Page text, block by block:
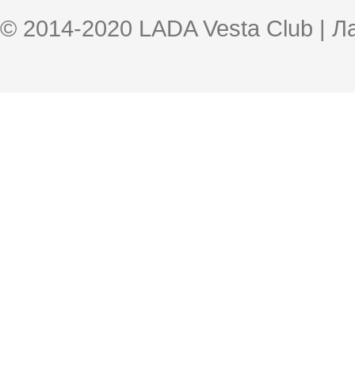
© 2014-2020 LADA Vesta Club |